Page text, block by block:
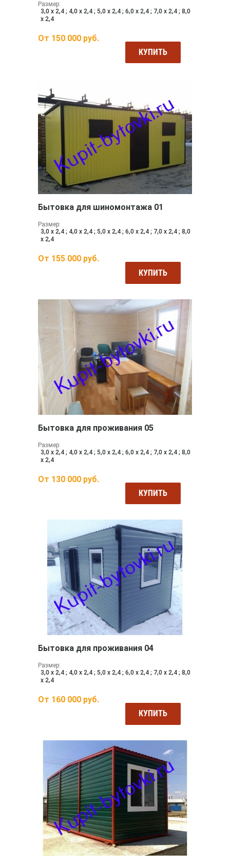
Размер:
3,0 х 2,4 ; 4,0 х 2,4 ; 5,0 х 2,4 ; 6,0 х 2,4 ; 7,0 х 2,4 ; 8,0
х 2,4
От 150 000 руб.
КУПИТЬ
Бытовка для шиномонтажа 01
Размер:
3,0 х 2,4 ; 4,0 х 2,4 ; 5,0 х 2,4 ; 6,0 х 2,4 ; 7,0 х 2,4 ; 8,0
х 2,4
От 155 000 руб.
КУПИТЬ
Бытовка для проживания 05
Размер:
3,0 х 2,4 ; 4,0 х 2,4 ; 5,0 х 2,4 ; 6,0 х 2,4 ; 7,0 х 2,4 ; 8,0
х 2,4
От 130 000 руб.
КУПИТЬ
Бытовка для проживания 04
Размер:
3,0 х 2,4 ; 4,0 х 2,4 ; 5,0 х 2,4 ; 6,0 х 2,4 ; 7,0 х 2,4 ; 8,0
х 2,4
От 160 000 руб.
КУПИТЬ